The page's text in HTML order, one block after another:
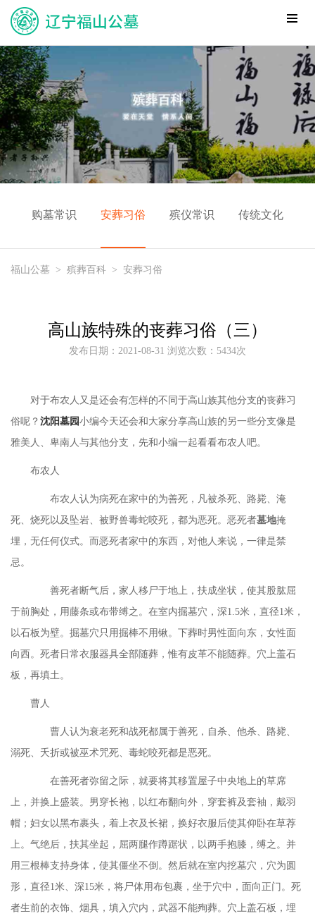
购墓常识 安葬习俗 殡仪常识 传统文化
福山公墓 > 殡葬百科 > 安葬习俗
高山族特殊的丧葬习俗（三）
发布日期：2021-08-31 浏览次数：5434次
对于布农人又是还会有怎样的不同于高山族其他分支的丧葬习
俗呢？ 沈阳墓园小编今天还会和大家分享高山族的另一些分支像是
雅美人、卑南人与其他分支，先和小编一起看看布农人吧。
布农人
布农 人认为病死在家中的为善死，凡被杀死、路毙、淹
死、烧死以及坠岩、被野兽毒蛇咬死，都为恶死。恶死者墓地掩
埋，无任何仪式。而恶死者家中的东西，对他人来说，一律是禁
忌。
善死者断气后，家人移尸于地上，扶成坐状，使其股肱屈
于前胸处，用藤条或布带缚之。在室内掘墓穴，深1.5米，直径1米，
以石板为壁。掘墓穴只用掘棒不用锹。下葬时男性面向东，女性面
向西。死者日常衣服器具全部随葬，惟有皮革不能随葬。穴上盖石
板，再填土。
曹人
曹人认为衰老死和战死都属于善死，自杀、他杀、路毙、
溺死、夭折或被巫术咒死、毒蛇咬死都是恶死。
在善死者弥留之际，就要将其移置屋子中央地上的草席
上，并换上盛装。男穿长袍，以红布翻向外，穿套裤及套袖，戴羽
帽；妇女以黑布裹头，着上衣及长裙，换好衣服后使其仰卧在草荐
上。气绝后，扶其坐起，屈两腿作蹲踞状，以两手抱膝，缚之。并
用三根棒支持身体，使其僵坐不倒。然后就在室内挖墓穴，穴为圆
形，直径1米、深15米，将尸体用布包裹，坐于穴中，面向正门。死
者生前的衣饰、烟具，填入穴内，武器不能殉葬。穴上盖石板，埋